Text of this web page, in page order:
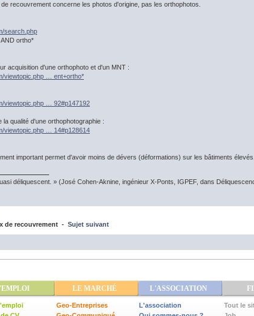
recouvrement concerne les photos d'origine, pas les orthophotos.
search.php
ortho*
acquisition d'une orthophoto et d'un MNT :
viewtopic.php … ent+ortho*
viewtopic.php … 92#p147192
qualité d'une orthophotographie :
viewtopic.php … 14#p128614
important permet d'avoir moins de dévers (déformations) sur les bâtiments élevés.
déliquescent. » (José Cohen-Aknine, ingénieur X-Ponts, IGPEF, dans
de recouvrement - Sujet suivant
LE MARCHÉ L'ASSOCIATION
Geo-Entreprises
L'association
Tout le